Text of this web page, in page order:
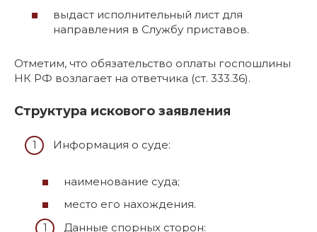
выдаст исполнительный лист для
направления в Службу приставов.
Отметим, что обязательство оплаты госпошлины
НК РФ возлагает на ответчика (ст. 333.36).
Структура искового заявления
Информация о суде:
наименование суда;
место его нахождения.
Данные спорных сторон: